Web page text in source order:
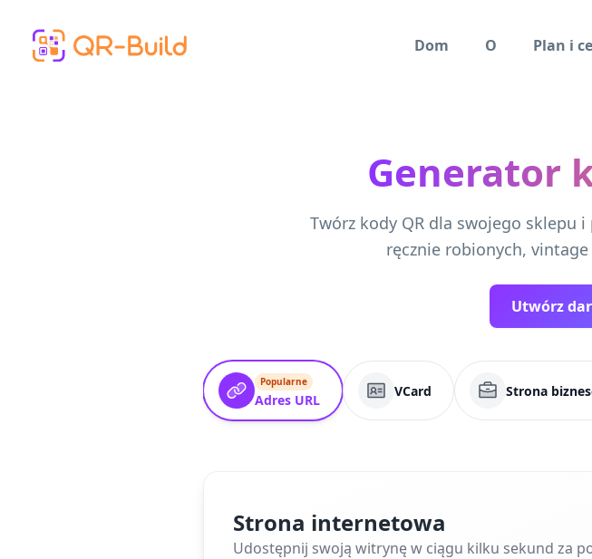
Dom
O Plan i
Generator
Twórz kody QR dla swojego sklepu
ręcznie robionych,
Utwórz
Popularne
Adres URL
VCard Strona
Strona internetowa
Udostępnij swoją witrynę w ciągu kilku sekund za